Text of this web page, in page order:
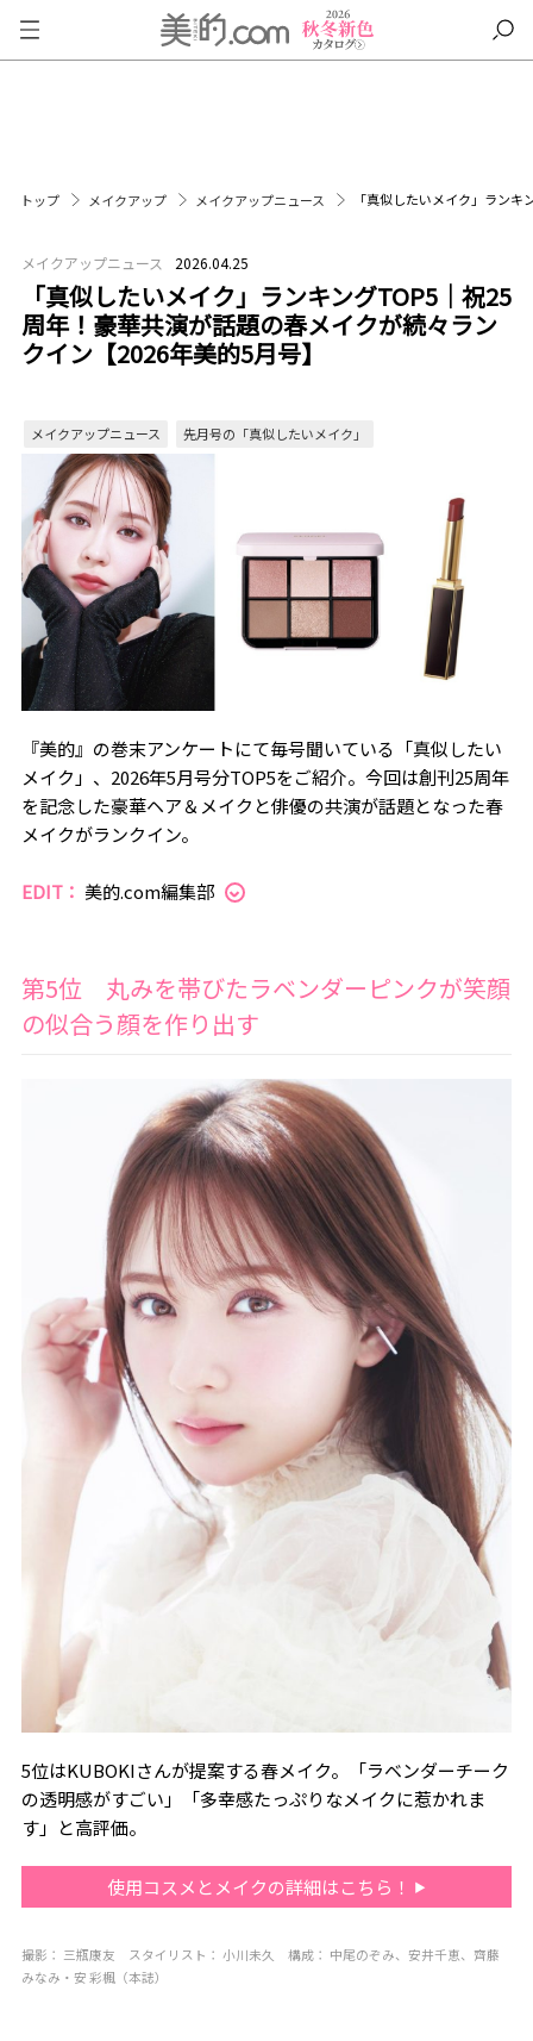
トップ メイクアップ メイクアップニュース 「真似したいメイク」ラン
メイクアップニュース 2026.04.25
「真似したいメイク」ランキングTOP5｜祝25
周年！豪華共演が話題の春メイクが続々ラン
クイン【2026年美的5月号】
メイクアップニュース 先月号の「真似したいメイク」
『美的』の巻末アンケートにて毎号聞いている「真似したい
メイク」、2026年5月号分TOP5をご紹介。今回は創刊25周年
を記念した豪華ヘア＆メイクと俳優の共演が話題となった春
メイクがランクイン。
EDIT： 美的.com編集部
第5位 丸みを帯びたラベンダーピンクが笑顔
の似合う顔を作り出す
5位はKUBOKIさんが提案する春メイク。「ラベンダーチーク
の透明感がすごい」「多幸感たっぷりなメイクに惹かれま
す」と高評価。
使用コスメとメイクの詳細はこちら！
撮影： 三瓶康友 スタイリ スト： 小川未久 構成： 中尾のぞみ、安井千恵、齊藤
みなみ ・安 彩楓（本誌）